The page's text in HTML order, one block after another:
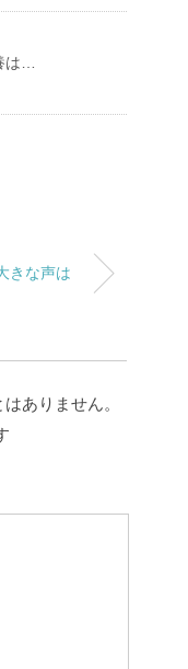
は…
きな声は
ありません。